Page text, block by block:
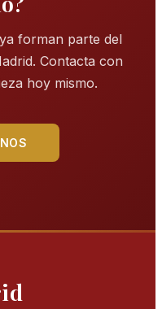
forman parte del
. Contacta con
hoy mismo.